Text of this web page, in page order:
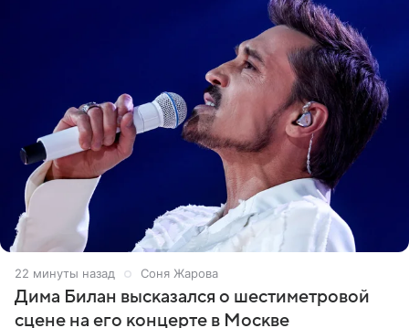
22 минуты назад Соня Жарова
Дима Билан высказался о шестиметровой
сцене на его концерте в Москве